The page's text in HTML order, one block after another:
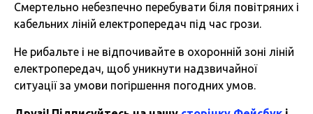
Смертельно небезпечно перебувати біля повітряних і
кабельних ліній електропередач під час грози.
Не рибальте і не відпочивайте в охоронній зоні ліній
електропередач, щоб уникнути надзвичайної
ситуації за умови погіршення погодних умов.